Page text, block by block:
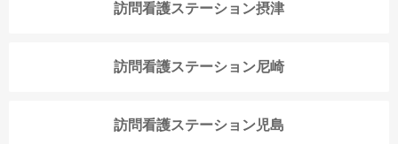
訪問看護ステーション摂津
訪問看護ステーション尼崎
訪問看護ステーション児島